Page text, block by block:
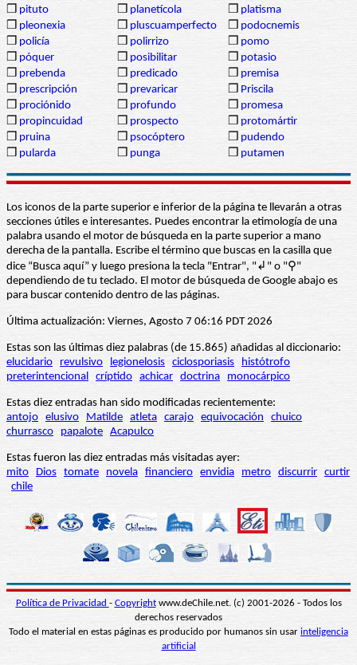
❒ pituto ❒ planetícola ❒ platisma
❒ pleonexia ❒ pluscuamperfecto ❒ podocnemis
❒ policía ❒ polirrizo ❒ pomo
❒ póquer ❒ posibilitar ❒ potasio
❒ prebenda ❒ predicado ❒ premisa
❒ prescripción ❒ prevaricar ❒ Priscila
❒ prociónido ❒ profundo ❒ promesa
❒ propincuidad ❒ prospecto ❒ protomártir
❒ pruina ❒ psocóptero ❒ pudendo
❒ pularda ❒ punga ❒ putamen
Los iconos de la parte superior e inferior de la página te llevarán a otras
secciones útiles e interesantes. Puedes encontrar la etimología de una
palabra usando el motor de búsqueda en la parte superior a mano
derecha de la pantalla. Escribe el término que buscas en la casilla que
dice “Busca aquí” y luego presiona la tecla "Entrar", "↲" o "⚲"
dependiendo de tu teclado. El motor de búsqueda de Google abajo es
para buscar contenido dentro de las páginas.
Última actualización: Viernes, Agosto 7 06:16 PDT 2026
Estas son las últimas diez palabras (de 15.865) añadidas al diccionario:
elucidario
revulsivo legionelosis ciclosporiasis
histótrofo
preterintencional críptido achicar doctrina monocárpico
Estas diez entradas han sido modificadas recientemente:
antojo elusivo Matilde atleta carajo equivocación
chuico
churrasco
papalote Acapulco
Estas fueron las diez entradas más visitadas ayer:
mito
Dios tomate novela financiero envidia metro discurrir curtir
chile
Política de Privacidad - Copyrightwww.deChile.net. (c) 2001-2026 - Todos los
derechos reservados
Todo el material en estas páginas es producido por humanos sin usar inteligencia
artificial